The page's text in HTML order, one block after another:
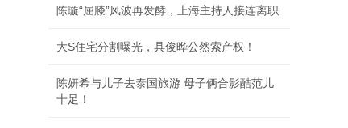
陈璇“屈膝”风波再发酵，上海主持人接连离职
大S住宅分割曝光，具俊晔公然索产权！
陈妍希与儿子去泰国旅游 母子俩合影酷范儿
十足！